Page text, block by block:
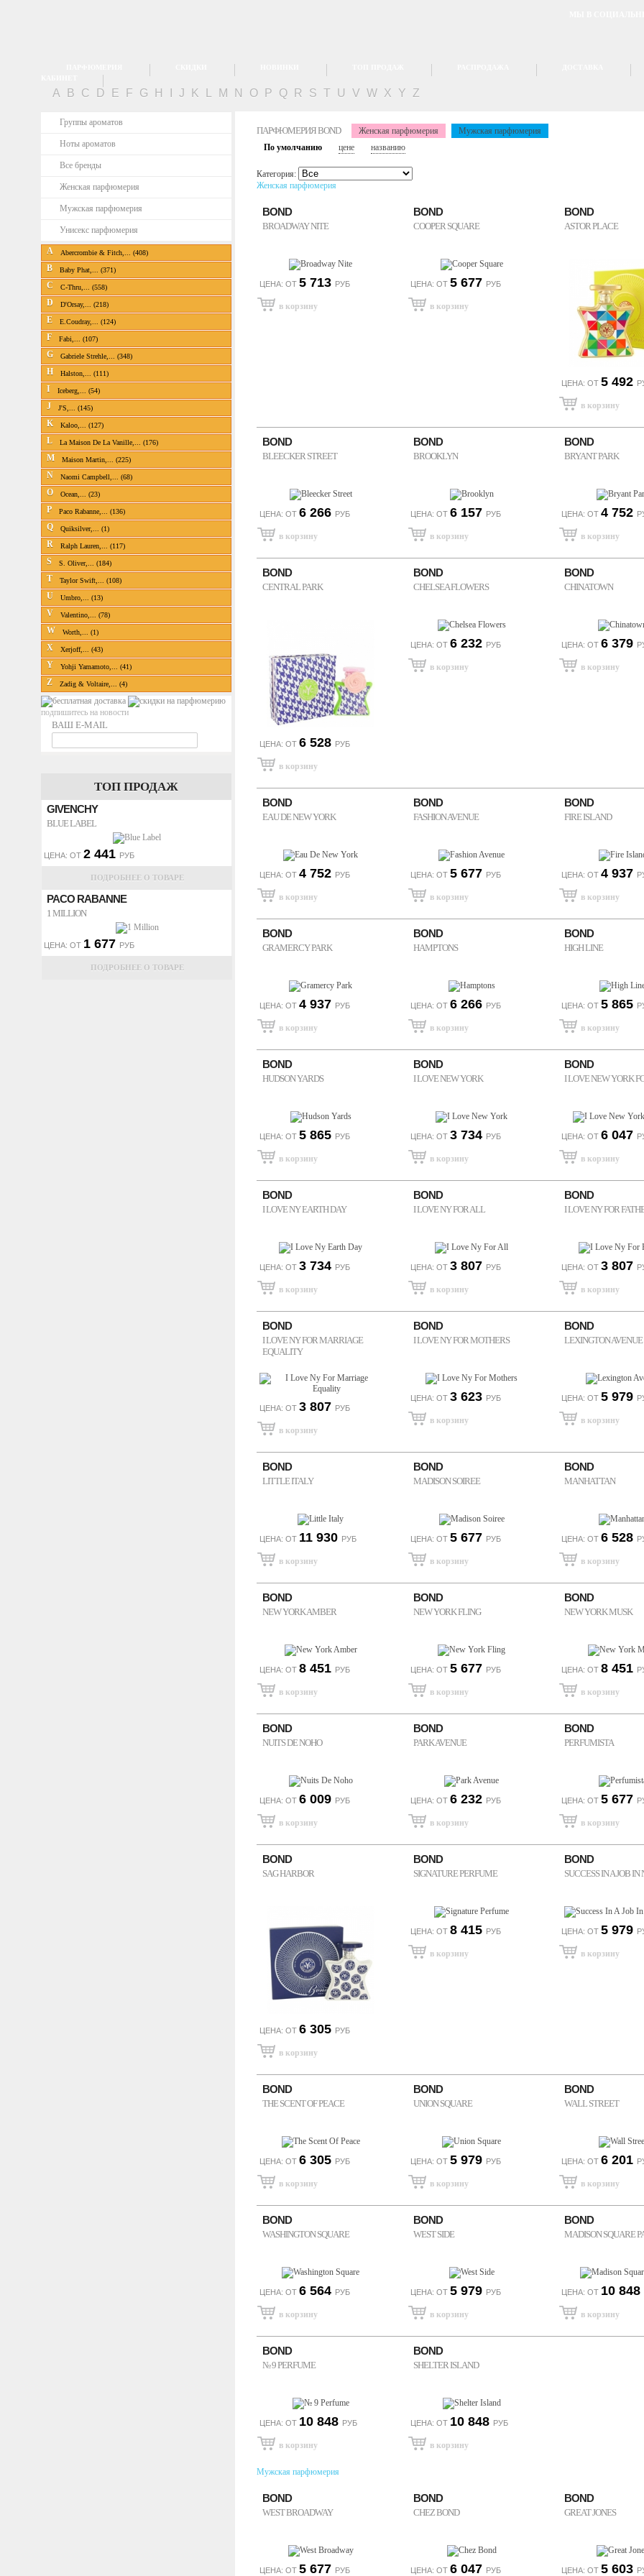
A B C D E F G H J K M N O P Q R S T U V W X Y Z
Группы ароматов
Ноты ароматов
Все бренды
Женская парфюмерия
Мужская парфюмерия
Унисекс парфюмерия
A Abercrombie & Fitch,... (408)
B Baby Phat,... (371)
C C-Thru,... (558)
D D'Orsay,... (218)
E E.Coudray,... (124)
F Fabi,... (107)
G Gabriele Strehle,... (348)
H Halston,... (111)
I Iceberg,... (54)
J J'S,... (145)
K Kaloo,... (127)
L La Maison De La Vanille,... (176)
M Maison Martin,... (225)
N Naomi Campbell,... (68)
O Ocean,... (23)
P Paco Rabanne,... (136)
Q Quiksilver,... (1)
R Ralph Lauren,... (117)
S S. Oliver,... (184)
T Taylor Swift,... (108)
U Umbro,... (13)
V Valentino,... (78)
W Worth,... (1)
X Xerjoff,... (43)
Y Yohji Yamamoto,... (41)
Z Zadig & Voltaire,... (4)
подпишитесь на новости
ВАШ E-MAIL
ТОП ПРОДАЖ
GIVENCHY
BLUE LABEL
ЦЕНА: ОТ 2 441 РУБ
ПОДРОБНЕЕ О ТОВАРЕ
PACO RABANNE
1 MILLION
ЦЕНА: ОТ 1 677 РУБ
ПОДРОБНЕЕ О ТОВАРЕ
ПАРФЮМЕРИЯ BOND Женская парфюмерия
Мужская парфюмерия
По умолчанию
цене названию
Категория:
Женская парфюмерия
BOND
BROADWAY NITE
ЦЕНА: ОТ 5 713 РУБ
BOND
COOPER SQUARE
ЦЕНА: ОТ 5 677 РУБ
BOND
ASTOR PLACE
ЦЕНА: ОТ 5 492
BOND
BLEECKER STREET
ЦЕНА: ОТ 6 266 РУБ
BOND
BROOKLYN
ЦЕНА: ОТ 6 157 РУБ
BOND
BRYANT PARK
ЦЕНА: ОТ 4 752
BOND
CENTRAL PARK
ЦЕНА: ОТ 6 528 РУБ
BOND
CHELSEA FLOWERS
ЦЕНА: ОТ 6 232 РУБ
BOND
CHINATOWN
ЦЕНА: ОТ 6 379
BOND
EAU DE NEW YORK
ЦЕНА: ОТ 4 752 РУБ
BOND
FASHION AVENUE
ЦЕНА: ОТ 5 677 РУБ
BOND
FIRE ISLAND
ЦЕНА: ОТ 4 937
BOND
GRAMERCY PARK
ЦЕНА: ОТ 4 937 РУБ
BOND
HAMPTONS
ЦЕНА: ОТ 6 266 РУБ
BOND
HIGH LINE
ЦЕНА: ОТ 5 865
BOND
HUDSON YARDS
ЦЕНА: ОТ 5 865 РУБ
BOND
I LOVE NEW YORK
ЦЕНА: ОТ 3 734 РУБ
BOND
I LOVE NEW YORK
ЦЕНА: ОТ 6 047
BOND
I LOVE NY EARTH DAY
ЦЕНА: ОТ 3 734 РУБ
BOND
I LOVE NY FOR ALL
ЦЕНА: ОТ 3 807 РУБ
BOND
I LOVE NY FOR
ЦЕНА: ОТ 3 807
BOND
I LOVE NY FOR MARRIAGE
EQUALITY
ЦЕНА: ОТ 3 807 РУБ
BOND
I LOVE NY FOR MOTHERS
ЦЕНА: ОТ 3 623 РУБ
BOND
LEXINGTON AVENUE
ЦЕНА: ОТ 5 979
BOND
LITTLE ITALY
ЦЕНА: ОТ 11 930 РУБ
BOND
MADISON SOIREE
ЦЕНА: ОТ 5 677 РУБ
BOND
MANHATTAN
ЦЕНА: ОТ 6 528
BOND
NEW YORK AMBER
ЦЕНА: ОТ 8 451 РУБ
BOND
NEW YORK FLING
ЦЕНА: ОТ 5 677 РУБ
BOND
NEW YORK MUSK
ЦЕНА: ОТ 8 451
BOND
NUITS DE NOHO
ЦЕНА: ОТ 6 009 РУБ
BOND
PARK AVENUE
ЦЕНА: ОТ 6 232 РУБ
BOND
PERFUMISTA
ЦЕНА: ОТ 5 677
BOND
SAG HARBOR
ЦЕНА: ОТ 6 305 РУБ
BOND
SIGNATURE PERFUME
ЦЕНА: ОТ 8 415 РУБ
BOND
SUCCESS IN A JOB
ЦЕНА: ОТ 5 979
BOND
THE SCENT OF PEACE
ЦЕНА: ОТ 6 305 РУБ
BOND
UNION SQUARE
ЦЕНА: ОТ 5 979 РУБ
BOND
WALL STREET
ЦЕНА: ОТ 6 201
BOND
WASHINGTON SQUARE
ЦЕНА: ОТ 6 564 РУБ
BOND
WEST SIDE
ЦЕНА: ОТ 5 979 РУБ
BOND
MADISON SQUARE
ЦЕНА: ОТ 10 848
BOND
№ 9 PERFUME
ЦЕНА: ОТ 10 848 РУБ
BOND
SHELTER ISLAND
ЦЕНА: ОТ 10 848 РУБ
Мужская парфюмерия
BOND
WEST BROADWAY
ЦЕНА: ОТ 5 677 РУБ
BOND
CHEZ BOND
ЦЕНА: ОТ 6 047 РУБ
BOND
GREAT JONES
ЦЕНА: ОТ 5 603